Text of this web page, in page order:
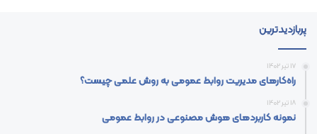
پربازدیدترین
17 تیر 1402
راه‌کارهای مدیریت روابط عمومی به روش علمی چیست؟
18 تیر 1402
نمونه کاربردهای هوش مصنوعی در روابط عمومی